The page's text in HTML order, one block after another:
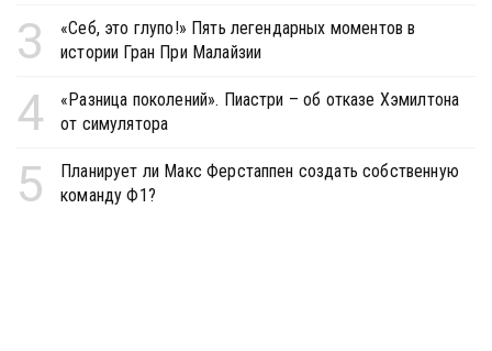
3
«Себ, это глупо!» Пять легендарных моментов в
истории Гран При Малайзии
4
«Разница поколений». Пиастри – об отказе Хэмилтона
от симулятора
5
Планирует ли Макс Ферстаппен создать собственную
команду Ф1?